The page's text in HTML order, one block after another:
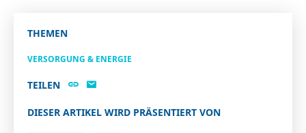
THEMEN
VERSORGUNG & ENERGIE
TEILEN
DIESER ARTIKEL WIRD PRÄSENTIERT VON